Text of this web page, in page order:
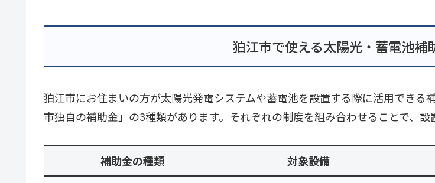
狛江市で使える太陽光・蓄電池補
狛江市にお住まいの方が太陽光発電システムや蓄電池を設置する際に活用でき
市独自の補助金」の3種類があります。それぞれの制度を組み合わせることで、設
補助金の種類 対象設備